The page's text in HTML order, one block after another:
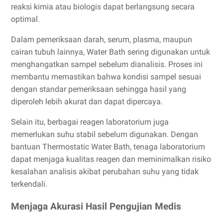
reaksi kimia atau biologis dapat berlangsung secara
optimal.
Dalam pemeriksaan darah, serum, plasma, maupun
cairan tubuh lainnya, Water Bath sering digunakan untuk
menghangatkan sampel sebelum dianalisis. Proses ini
membantu memastikan bahwa kondisi sampel sesuai
dengan standar pemeriksaan sehingga hasil yang
diperoleh lebih akurat dan dapat dipercaya.
Selain itu, berbagai reagen laboratorium juga
memerlukan suhu stabil sebelum digunakan. Dengan
bantuan Thermostatic Water Bath, tenaga laboratorium
dapat menjaga kualitas reagen dan meminimalkan risiko
kesalahan analisis akibat perubahan suhu yang tidak
terkendali.
Menjaga Akurasi Hasil Pengujian Medis